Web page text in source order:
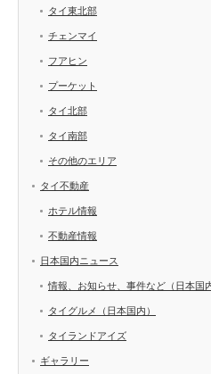
タイ東北部
チェンマイ
フアヒン
プーケット
タイ北部
タイ南部
その他のエリア
タイ不動産
ホテル情報
不動産情報
日本国内ニュース
情報、お知らせ、事件など（日本国内
タイグルメ（日本国内）
タイランドアイズ
ギャラリー